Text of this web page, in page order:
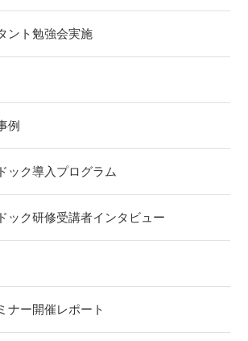
ント勉強会実施
例
ック導入プログラム
ック研修受講者インタビュー
ナー開催レポート